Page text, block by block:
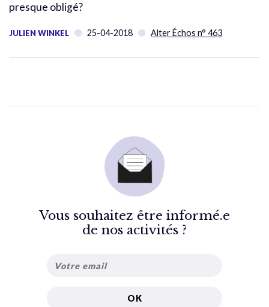
presque obligé?
JULIEN WINKEL 25-04-2018 Alter Échos n° 463
Vous souhaitez être informé.e
de nos activités ?